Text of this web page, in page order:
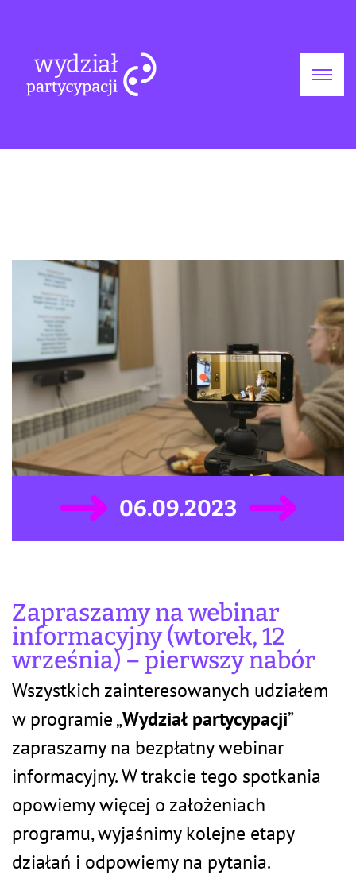
06.09.2023
Zapraszamy na webinar
informacyjny (wtorek, 12
września) – pierwszy nabór
Wszystkich zainteresowanych udziałem
w programie „Wydział partycypacji”
zapraszamy na bezpłatny webinar
informacyjny. W trakcie tego spotkania
opowiemy więcej o założeniach
programu, wyjaśnimy kolejne etapy
działań i odpowiemy na pytania.